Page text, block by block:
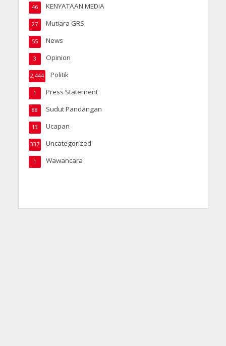
KENYATAAN MEDIA
46
Mutiara GRS
27
News
55
Opinion
3
Politik
2,444
Press Statement
1
Sudut Pandangan
88
Ucapan
13
Uncategorized
337
Wawancara
1